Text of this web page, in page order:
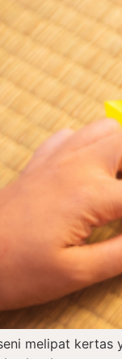
melipat kertas